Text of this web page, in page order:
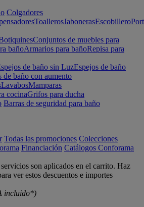
Colgadores
ToallerosJabonerasEscobillero
Conjuntos de muebles para
bañoArmarios para bañoRepisa para
de baño sin LuzEspejos de baño
de baño con aumento
LavabosMamparas
cocinaGrifos para ducha
Barras de seguridad para baño
Todas las promociones Colecciones
Financiación Catálogos Conforama
son aplicados en el carrito. Haz
ver estos descuentos e importes
incluido*)